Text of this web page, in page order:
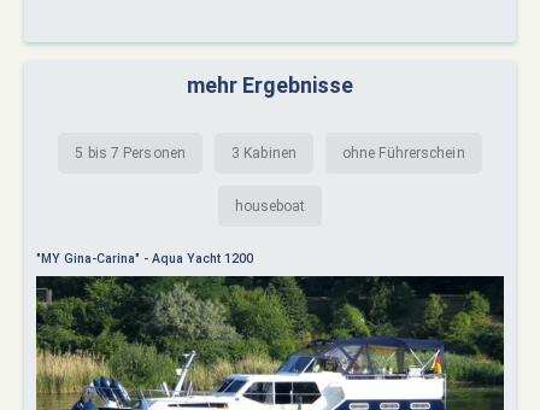
mehr Ergebnisse
5 bis 7 Personen 3 Kabinen ohne Führerschein
houseboat
"MY Gina-Carina" - Aqua Yacht 1200